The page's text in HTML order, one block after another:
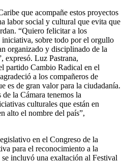
que acompañe estos proyectos
labor social y cultural que evita que
“Quiero felicitar a los
iniciativa, sobre todo por el orgullo
organizado y disciplinado de la
expresó. Luz Pastrana,
partido Cambio Radical en el
a los compañeros de
es de gran valor para la ciudadanía.
la Cámara tenemos la
culturales que están en
alto el nombre del país”,
en el Congreso de la
para el reconocimiento a la
incluyó una exaltación al Festival